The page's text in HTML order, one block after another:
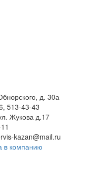
д. 30а
513-43-43
Жукова д.17
kazan@mail.ru
в компанию